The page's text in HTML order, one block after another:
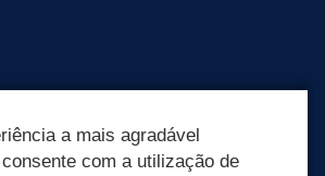
a mais agradável
com a utilização de